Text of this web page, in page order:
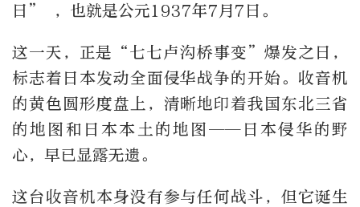
日 ” ，也就是公元1937年7月7日。
这一天，正是“七七卢沟桥事变”爆发之日，
标志着日本发动全面侵华战争的开始。收音机
的黄色圆形度盘 上，清晰地印着我国东北三省
的地图和日本本土的地图——日本侵华的野
心，早已显露无遗。
这台收音机本身没有参与任何战斗，但它诞生